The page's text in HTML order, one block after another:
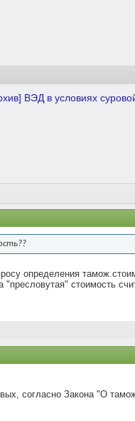
ВЭД в условиях
определения
стоимость
согласно Закона "О